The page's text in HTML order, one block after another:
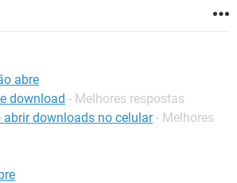
abre
download - Melhores respostas
abrir downloads no celular - Melhores